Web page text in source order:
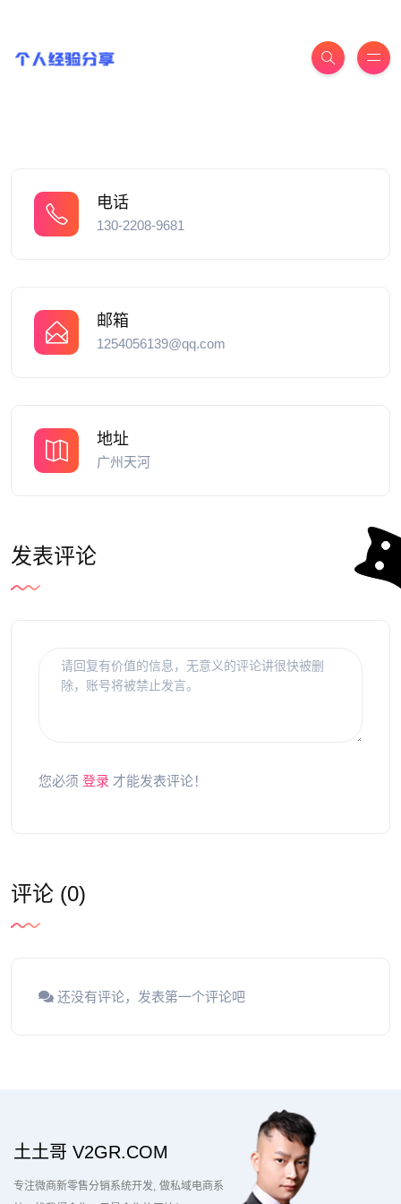
电话
130-2208-9681
邮箱
1254056139@qq.com
地址
广州天河
发表评论
您必须 登录 才能发表评论！
评论 (0)
还没有评论，发表第一个评论吧
土土哥 V2GR.COM
专注微商新零售分销系统开发 做私域电商系